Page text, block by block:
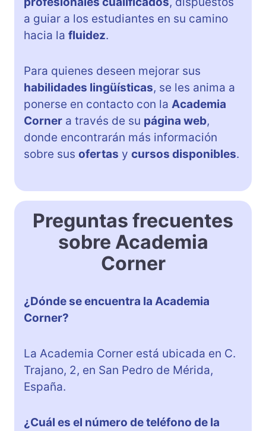
a guiar a los estudiantes en su camino
hacia la fluidez.
Para quienes deseen mejorar sus
habilidades lingüísticas, se les anima a
ponerse en contacto con la Academia
Corner a través de su página web,
donde encontrarán más información
sobre sus ofertas y cursos disponibles.
Preguntas frecuentes
sobre Academia
Corner
¿Dónde se encuentra la Academia
Corner?
La Academia Corner está ubicada en C.
Trajano, 2, en San Pedro de Mérida,
España.
¿Cuál es el número de teléfono de la